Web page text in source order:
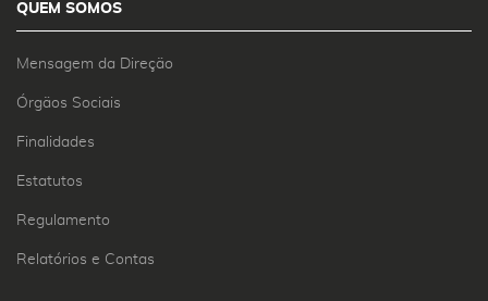
QUEM SOMOS
Mensagem da Direção
Órgãos Sociais
Finalidades
Estatutos
Regulamento
Relatórios e Contas